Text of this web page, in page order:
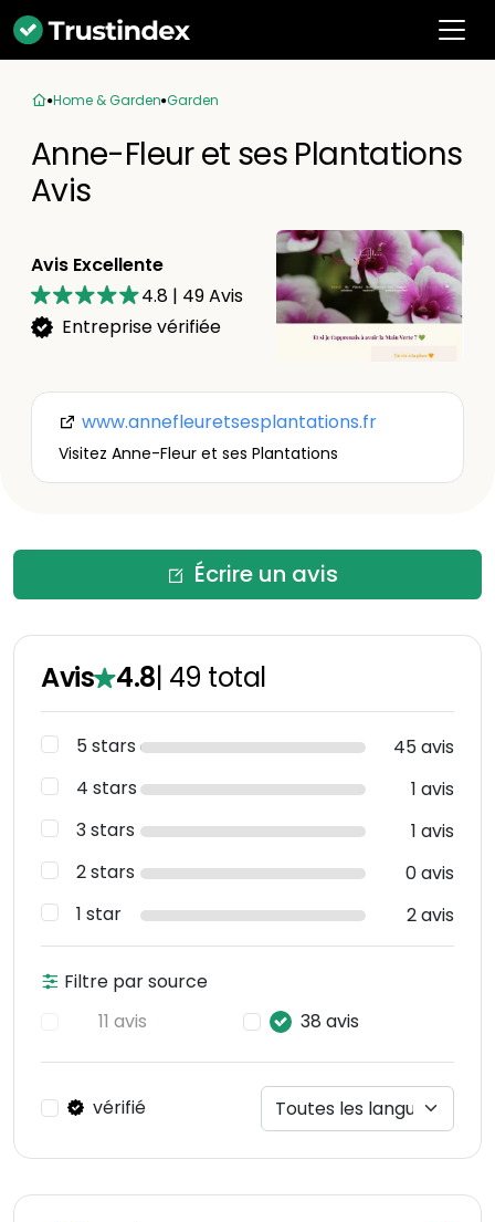
Home & Garden Garden
Anne-Fleur et ses Plantations
Avis
Avis Excellente
4.8 | 49Avis
Entreprise vérifiée
www.annefleuretsesplantations.fr
Visitez Anne-Fleur et ses Plantations
Écrire un avis
Avis 4.8| 49 total
5 stars
45 avis
4 stars
1 avis
3 stars
1 avis
2 stars
0 avis
1 star
2 avis
Filtre par source
11 avis
38 avis
vérifié